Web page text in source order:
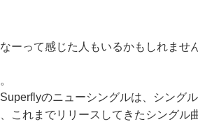
ーって感じた人もいるかもしれませ
のニューシングルは、シング
これまでリリースしてきたシングル